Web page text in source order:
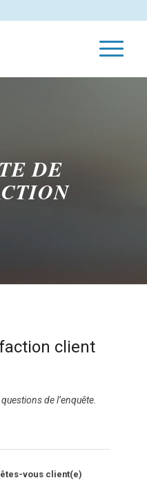
DE
client
de l’enquête.
vous client(e)